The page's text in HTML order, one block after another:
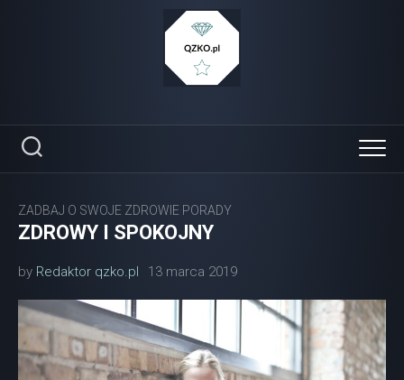
ZADBAJ O SWOJE ZDROWIE PORADY
ZDROWY I SPOKOJNY
by Redaktor qzko.pl 13 marca 2019